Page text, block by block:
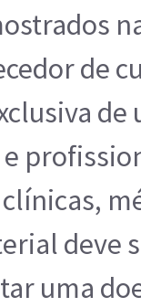
de
deve
uma